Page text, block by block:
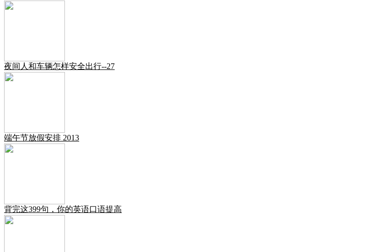
夜间人和车辆怎样安全出行--27
端午节放假安排 2013
背完这399句，你的英语口语提高